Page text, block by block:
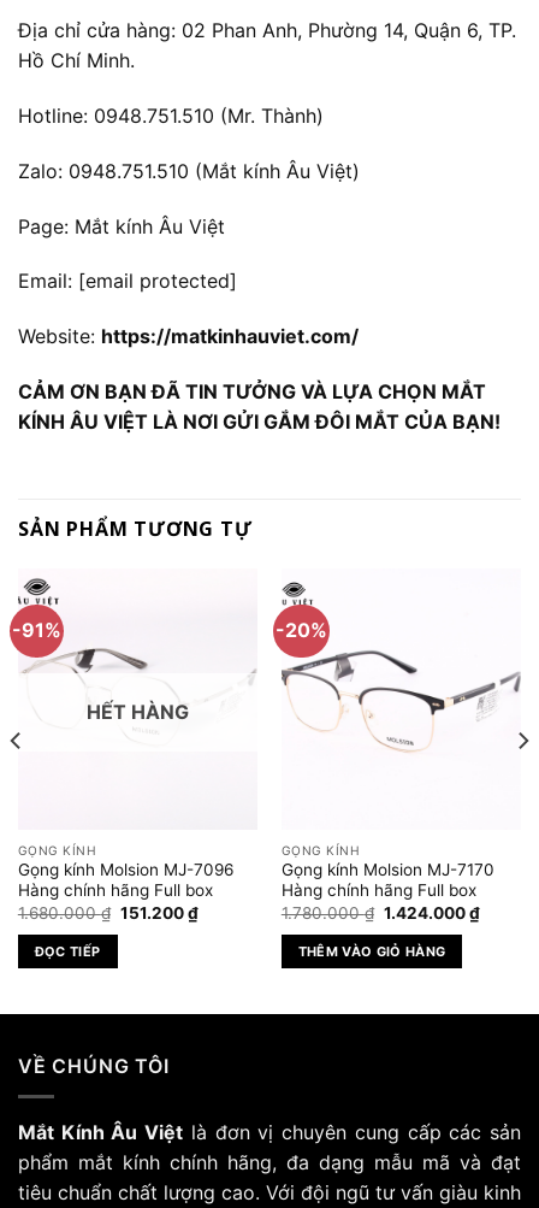
Địa chỉ cửa hàng: 02 Phan Anh, Phường 14, Quận 6, TP.
Hồ Chí Minh.
Hotline: 0948.751.510 (Mr. Thành)
Zalo: 0948.751.510 (Mắt kính Âu Việt)
Page: Mắt kính Âu Việt
Email: [email protected]
Website: https://matkinhauviet.com/
CẢM ƠN BẠN ĐÃ TIN TƯỞNG VÀ LỰA CHỌN MẮT
KÍNH ÂU VIỆT LÀ NƠI GỬI GẮM ĐÔI MẮT CỦA BẠN!
SẢN PHẨM TƯƠNG TỰ
-91%
HẾT HÀNG
GỌNG KÍNH
Gọng kính Molsion MJ-7096
Hàng chính hãng Full box
1.680.000₫ Giá
151.200₫Giá
hiện
ĐỌC TIẾP
-20%
GỌNG KÍNH
Gọng kính Molsion MJ-7170
Hàng chính hãng Full box
1.780.000₫ Giá
là:
1.780.000 ₫.
1.424.000₫Giá
hiện
THÊM VÀO GIỎ HÀNG
VỀ CHÚNG TÔI
Mắt Kính Âu Việt là đơn vị chuyên cung cấp các sản
phẩm mắt kính chính hãng, đa dạng mẫu mã và đạt
tiêu chuẩn chất lượng cao. Với đội ngũ tư vấn giàu kinh